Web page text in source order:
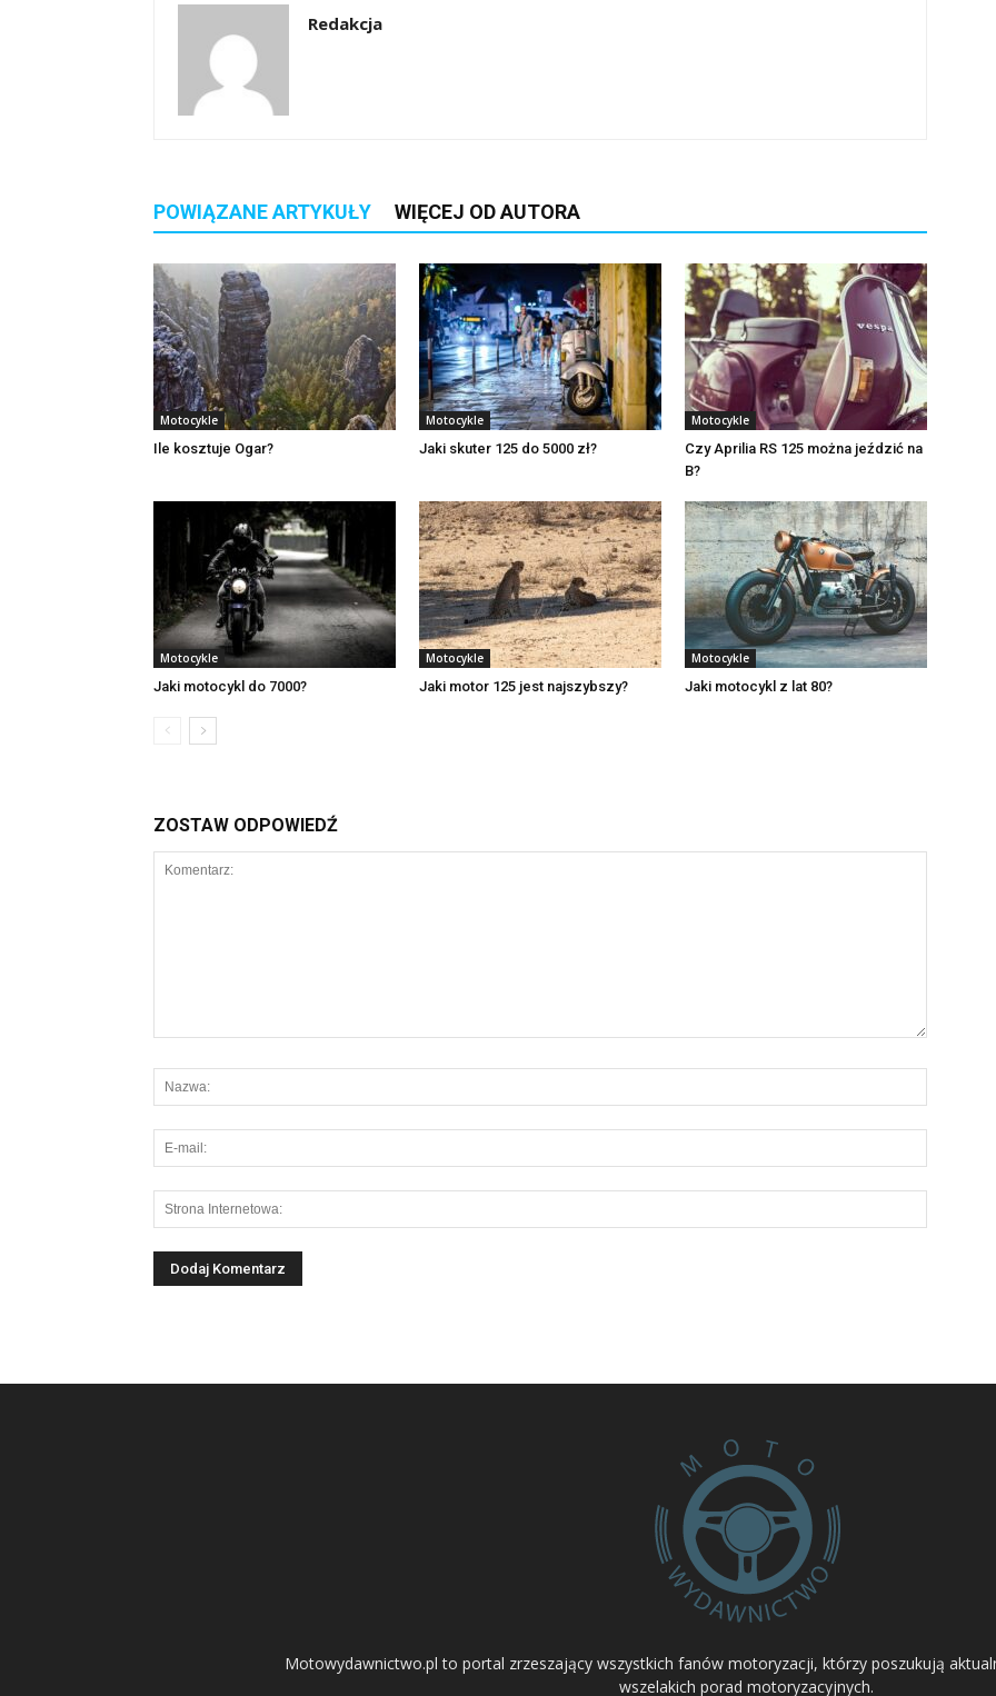
Redakcja
POWIĄZANE ARTYKUŁY WIĘCEJ OD AUTORA
Motocykle
Ile kosztuje Ogar?
Motocykle
Jaki skuter 125 do 5000 zł?
Motocykle
Czy Aprilia RS 125 można jeździć na
B?
Motocykle
Jaki motocykl do 7000?
Motocykle
Jaki motor 125 jest najszybszy?
Motocykle
Jaki motocykl z lat 80?
ZOSTAW ODPOWIEDŹ
Motowydawnictwo.pl to portal zrzeszający wszystkich fanów motoryzacji, którzy poszukują
wszelakich porad motoryzacyjnych.